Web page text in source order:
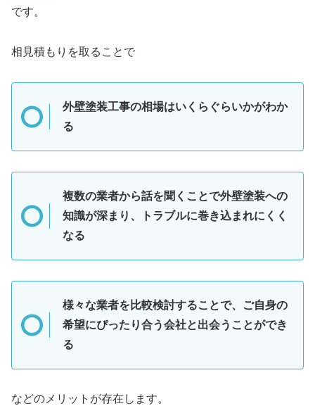
です。
相見積もりを取ることで
外壁塗装工事の相場はいくらぐらいかがわか
る
複数の業者から話を聞くことで外壁塗装への
知識が深まり、トラブルに巻き込まれにくく
なる
様々な業者を比較検討することで、ご自身の
希望にぴったり合う会社と出会うことができ
る
などのメリットが存在します。